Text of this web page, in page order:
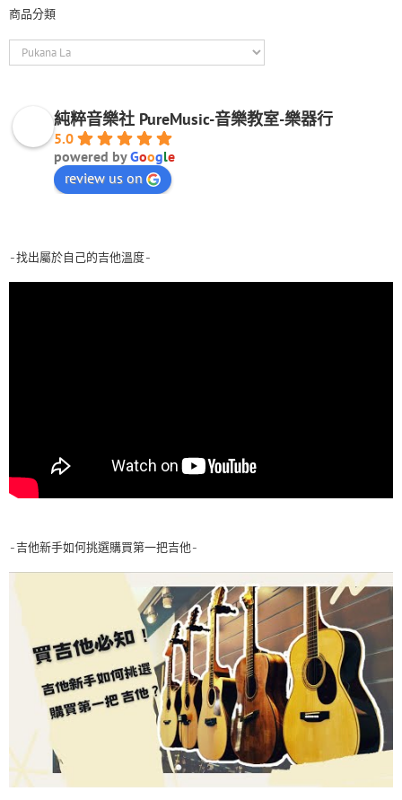
商品分類
純粹音樂社 PureMusic-音樂教室-樂器行
5.0
powered byGoogle
review us on
-找出屬於自己的吉他溫度-
-吉他新手如何挑選購買第一把吉他-